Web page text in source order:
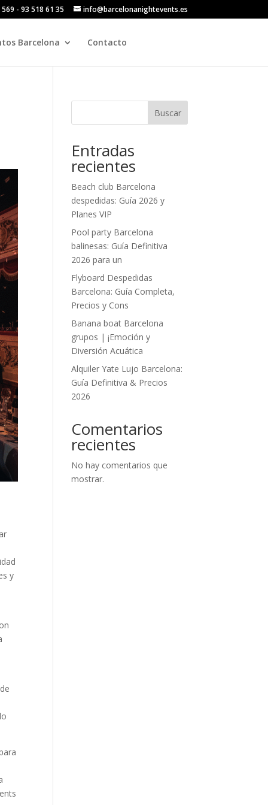
- 93 518 61 35 info@barcelonanightevents.es
Barcelona Contacto
y
Buscar
Entradas
recientes
Beach club Barcelona
despedidas: Guía 2026 y
Planes VIP
Pool party Barcelona
balinesas: Guía Definitiva
2026 para un
Flyboard Despedidas
Barcelona: Guía Completa,
Precios y Cons
Banana boat Barcelona
grupos | ¡Emoción y
Diversión Acuática
Alquiler Yate Lujo Barcelona:
Guía Definitiva & Precios
2026
Comentarios
recientes
No hay comentarios que
mostrar.